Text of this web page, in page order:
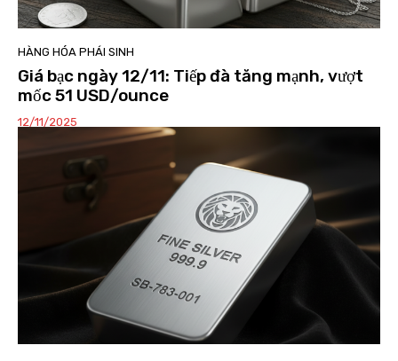
HÀNG HÓA PHÁI SINH
Giá bạc ngày 12/11: Tiếp đà tăng mạnh, vượt
mốc 51 USD/ounce
12/11/2025